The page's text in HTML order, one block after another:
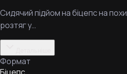
Сидячий підйом на біцепс на
розтяг у…
Формат